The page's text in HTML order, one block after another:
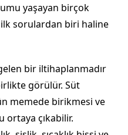
yaşayan birçok
sorulardan biri haline
bir iltihaplanmadır
görülür. Süt
memede birikmesi ve
çıkabilir.